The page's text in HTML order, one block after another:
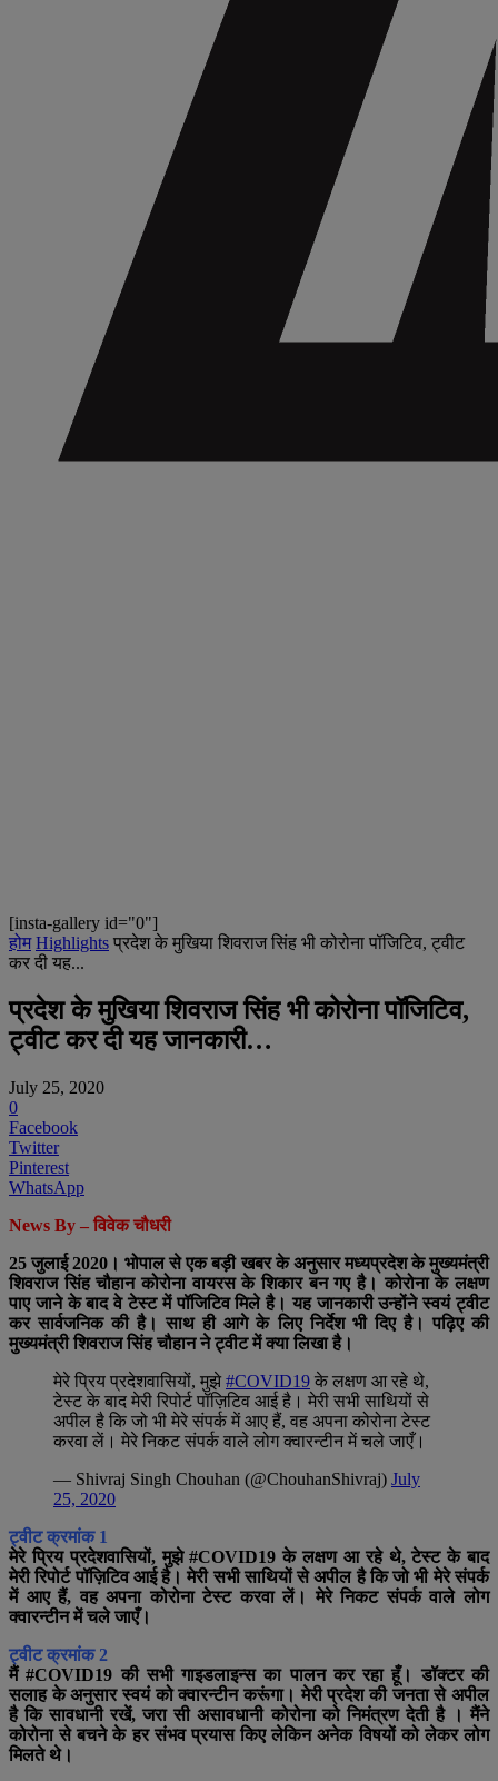
[insta-gallery id="0"]
होम Highlights प्रदेश के मुखिया शिवराज सिंह भी कोरोना पॉजिटिव, ट्वीट
कर दी यह...
प्रदेश के मुखिया शिवराज सिंह भी कोरोना पॉजिटिव,
ट्वीट कर दी यह जानकारी…
July 25, 2020
0
Facebook
Twitter
Pinterest
WhatsApp
News By – विवेक चौधरी
25 जुलाई 2020। भोपाल से एक बड़ी खबर के अनुसार मध्यप्रदेश के मुख्यमंत्री
शिवराज सिंह चौहान कोरोना वायरस के शिकार बन गए है। कोरोना के लक्षण
पाए जाने के बाद वे टेस्ट में पॉजिटिव मिले है। यह जानकारी उन्होंने स्वयं ट्वीट
कर सार्वजनिक की है। साथ ही आगे के लिए निर्देश भी दिए है। पढ़िए की
मुख्यमंत्री शिवराज सिंह चौहान ने ट्वीट में क्या लिखा है।
मेरे प्रिय प्रदेशवासियों, मुझे#COVID19 के लक्षण आ रहे थे,
टेस्ट के बाद मेरी रिपोर्ट पॉज़िटिव आई है। मेरी सभी साथियों से
अपील है कि जो भी मेरे संपर्क में आए हैं, वह अपना कोरोना टेस्ट
करवा लें। मेरे निकट संपर्क वाले लोग क्वारन्टीन में चले जाएँ।
— Shivraj Singh Chouhan (@ChouhanShivraj) July
25, 2020
ट्वीट क्रमांक 1
मेरे प्रिय प्रदेशवासियों, मुझे #COVID19 के लक्षण आ रहे थे, टेस्ट के बाद
मेरी रिपोर्ट पॉज़िटिव आई है। मेरी सभी साथियों से अपील है कि जो भी मेरे संपर्क
में आए हैं, वह अपना कोरोना टेस्ट करवा लें। मेरे निकट संपर्क वाले लोग
क्वारन्टीन में चले जाएँ।
ट्वीट क्रमांक 2
मैं #COVID19 की सभी गाइडलाइन्स का पालन कर रहा हूँ। डॉक्टर की
सलाह के अनुसार स्वयं को क्वारन्टीन करूंगा। मेरी प्रदेश की जनता से अपील
है कि सावधानी रखें, जरा सी असावधानी कोरोना को निमंत्रण देती है । मैंने
कोरोना से बचने के हर संभव प्रयास किए लेकिन अनेक विषयों को लेकर लोग
मिलते थे।